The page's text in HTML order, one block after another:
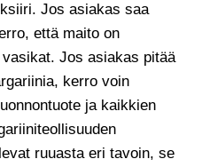
Jos asiakas saa
että maito on
Jos asiakas pitää
kerro voin
ja kaikkien
ruuasta eri tavoin, se